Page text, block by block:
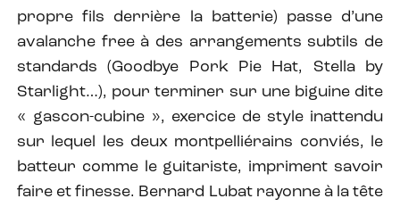
propre fils derrière la batterie) passe d’une
avalanche free à des arrangements subtils de
standards (Goodbye Pork Pie Hat, Stella by
Starlight…), pour terminer sur une biguine dite
« gascon-cubine », exercice de style inattendu
sur lequel les deux montpelliérains conviés, le
batteur comme le guitariste, impriment savoir
faire et finesse. Bernard Lubat rayonne à la tête